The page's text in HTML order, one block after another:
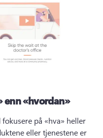
enn «hvordan»
på «hva» heller
eller tjenestene er